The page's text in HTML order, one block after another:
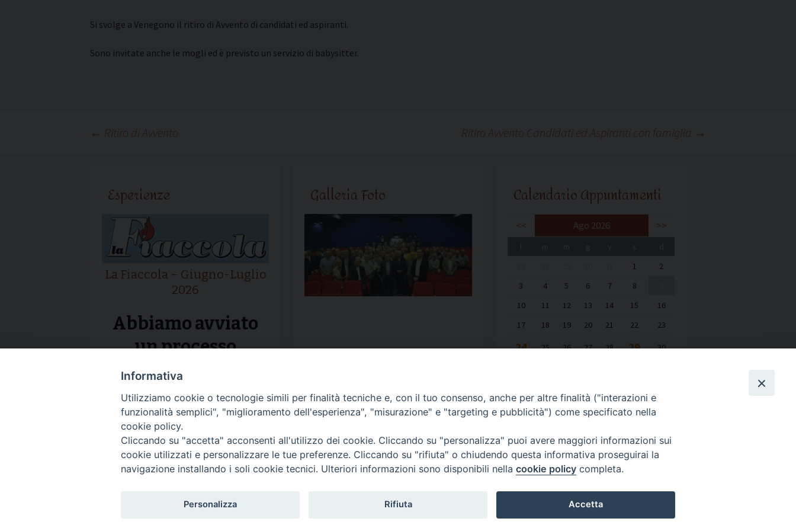
Si svolge a Venegono il ritiro di Avvento di candidati ed aspiranti.
Sono invitate anche le mogli ed è previsto un servizio di babysitter.
Navigazione
← Ritiro di Avvento Ritiro Avvento Candidati ed Aspiranti con famiglia →
Esperienze
La Fiaccola – Giugno-Luglio
2026
Abbiamo avviato
un processo
Galleria Foto Calendario Appuntamenti
<< Ago 2026 >>
1
2
3
4 5 6 7 8
10
11 12 13 14 15
16
17
18 19 20 21 22 23
24 25 26 27 28 29 30
Diocesi di Milano Via Pio XI, 32 - 21040 - Venegono Inferiore (VA)
Tel. 0331.867111 - Fax. 0331.867700
DIACONI permanenti - Diocesi di Milano
Informativa
Utilizziamo cookie o tecnologie simili per finalità tecniche e, con il tuo consenso, anche per altre finalità ("interazioni e
funzionalità semplici", "miglioramento dell'esperienza", "misurazione" e "targeting e pubblicità") come specificato nella
cookie policy.
Cliccando su "accetta" acconsenti all'utilizzo dei cookie. Cliccando su "personalizza" puoi avere maggiori informazioni sui
cookie utilizzati e personalizzare le tue preferenze. Cliccando su "rifiuta" o chiudendo questa informativa proseguirai la
navigazione installando i soli cookie tecnici. Ulteriori informazioni sono disponibili nella cookie policy completa.
Personalizza Rifiuta Accetta